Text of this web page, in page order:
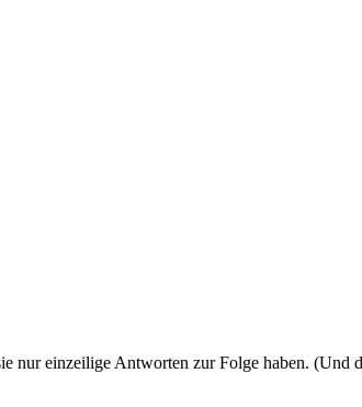
nur einzeilige Antworten zur Folge haben. (Und